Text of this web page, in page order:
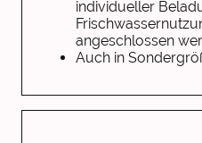
individueller
angeschlossen
Auch in